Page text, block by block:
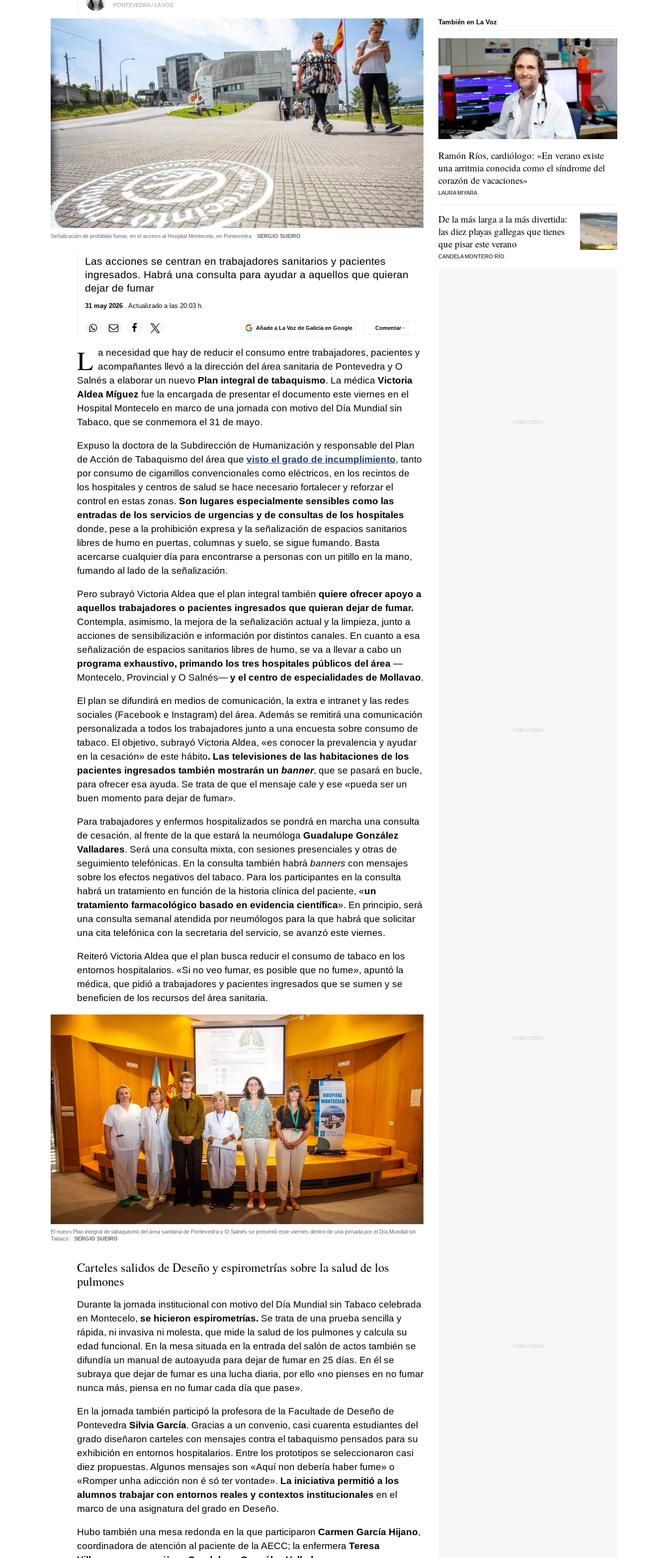
PONTEVEDRA / LA VOZ
Señalización de prohibido fumar, en el acceso al Hospital Montecelo, en Pontevedra SERGIO SUEIRO
Las acciones se centran en trabajadores sanitarios y pacientes
ingresados. Habrá una consulta para ayudar a aquellos que quieran
dejar de fumar
31 may 2026. Actualizado a las 20:03 h.
Añade a La Voz de Galicia en Google Comentar ·
L a necesidad que hay de reducir el consumo entre trabajadores, pacientes y
acompañantes llevó a la dirección del área sanitaria de Pontevedra y O
Salnés a elaborar un nuevo Plan integral de tabaquismo. La médica Victoria
Aldea Míguez fue la encargada de presentar el documento este viernes en el
Hospital Montecelo en marco de una jornada con motivo del Día Mundial sin
Tabaco, que se conmemora el 31 de mayo.
Expuso la doctora de la Subdirección de Humanización y responsable del Plan
de Acción de Tabaquismo del área que visto el grado de incumplimiento, tanto
por consumo de cigarrillos convencionales como eléctricos, en los recintos de
los hospitales y centros de salud se hace necesario fortalecer y reforzar el
control en estas zonas. Son lugares especialmente sensibles como las
entradas de los servicios de urgencias y de consultas de los hospitales
donde, pese a la prohibición expresa y la señalización de espacios sanitarios
libres de humo en puertas, columnas y suelo, se sigue fumando. Basta
acercarse cualquier día para encontrarse a personas con un pitillo en la mano,
fumando al lado de la señalización.
Pero subrayó Victoria Aldea que el plan integral también quiere ofrecer apoyo a
aquellos trabajadores o pacientes ingresados que quieran dejar de fumar.
Contempla, asimismo, la mejora de la señalización actual y la limpieza, junto a
acciones de sensibilización e información por distintos canales. En cuanto a esa
señalización de espacios sanitarios libres de humo, se va a llevar a cabo un
programa exhaustivo, primando los tres hospitales públicos del área—
Montecelo, Provincial y O Salnés—y el centro de especialidades de Mollavao.
El plan se difundirá en medios de comunicación, la extra e intranet y las redes
sociales (Facebook e Instagram) del área. Además se remitirá una comunicación
personalizada a todos los trabajadores junto a una encuesta sobre consumo de
tabaco. El objetivo, subrayó Victoria Aldea, «es conocer la prevalencia y ayudar
en la cesación» de este hábito. Las televisiones de las habitaciones de los
pacientes ingresados también mostrarán un banner, que se pasará en bucle,
para ofrecer esa ayuda. Se trata de que el mensaje cale y ese «pueda ser un
buen momento para dejar de fumar».
Para trabajadores y enfermos hospitalizados se pondrá en marcha una consulta
de cesación, al frente de la que estará la neumólogaGuadalupe González
Valladares. Será una consulta mixta, con sesiones presenciales y otras de
seguimiento telefónicas. En la consulta también habrábanners con mensajes
sobre los efectos negativos del tabaco. Para los participantes en la consulta
habrá un tratamiento en función de la historia clínica del paciente, «un
tratamiento farmacológico basado en evidencia científica». En principio, será
una consulta semanal atendida por neumólogos para la que habrá que solicitar
una cita telefónica con la secretaria del servicio, se avanzó este viernes.
Reiteró Victoria Aldea que el plan busca reducir el consumo de tabaco en los
entornos hospitalarios. «Si no veo fumar, es posible que no fume», apuntó la
médica, que pidió a trabajadores y pacientes ingresados que se sumen y se
beneficien de los recursos del área sanitaria.
El nuevo Plan integral de tabaquismo del área sanitaria de Pontevedra y O Salnés se presentó este viernes dentro de una jornada por el Día Mundial sin
Tabaco
SERGIO SUEIRO
Carteles salidos de Deseño y espirometrías sobre la salud de los
pulmones
Durante la jornada institucional con motivo del Día Mundial sin Tabaco celebrada
en Montecelo, se hicieron espirometrías. Se trata de una prueba sencilla y
rápida, ni invasiva ni molesta, que mide la salud de los pulmones y calcula su
edad funcional. En la mesa situada en la entrada del salón de actos también se
difundía un manual de autoayuda para dejar de fumar en 25 días. En él se
subraya que dejar de fumar es una lucha diaria, por ello «no pienses en no fumar
nunca más, piensa en no fumar cada día que pase».
En la jornada también participó la profesora de la Facultade de Deseño de
Pontevedra Silvia García. Gracias a un convenio, casi cuarenta estudiantes del
grado diseñaron carteles con mensajes contra el tabaquismo pensados para su
exhibición en entornos hospitalarios. Entre los prototipos se seleccionaron casi
diez propuestas. Algunos mensajes son «Aquí non debería haber fume» o
«Romper unha adicción non é só ter vontade». La iniciativa permitió a los
alumnos trabajar con entornos reales y contextos institucionales en el
marco de una asignatura del grado en Deseño.
Hubo también una mesa redonda en la que participaron Carmen García Hijano,
coordinadora de atención al paciente de la AECC; la enfermera Teresa
También en La Voz
Ramón Ríos, cardiólogo: «En verano existe
una arritmia conocida como el síndrome del
corazón de vacaciones»
LAURA MIYARA
De la más larga a la más divertida:
las diez playas gallegas que tienes
que pisar este verano
CANDELA MONTERO RÍO